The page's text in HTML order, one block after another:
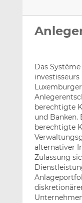
Das
investisseurs
Luxemburger
berechtigte
und Banken.
berechtigte
alternativer
Zulassung